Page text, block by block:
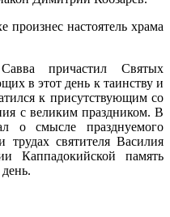
произнес настоятель храма
причастил Святых
в этот день к таинству и
к присутствующим со
с великим праздником. В
о смысле празднуемого
святителя Василия
Каппадокийской память